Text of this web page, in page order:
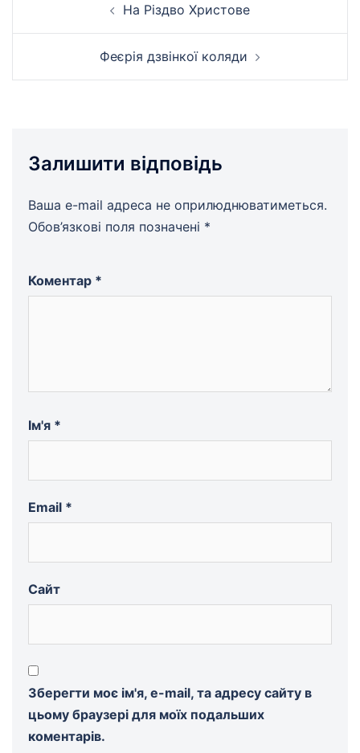
запису
На Різдво Христове
Феєрія дзвінкої коляди
Залишити відповідь
Ваша e-mail адреса не оприлюднюватиметься.
Обов’язкові поля позначені *
Коментар *
Ім'я *
Email *
Сайт
Зберегти моє ім'я, e-mail, та адресу сайту в
цьому браузері для моїх подальших
коментарів.